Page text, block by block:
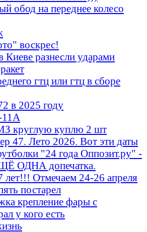
обод на переднее колесо
воскрес!
разнесли ударами
гтц или гтц в сборе
в 2025 году
11А
круглую куплю 2 шт
47. Лето 2026. Вот эти даты
"24 года Оппозит.ру" -
ОДНА допечатка.
лет!!! Отмечаем 24-26 апреля
постарел
крепление фары с
у кого есть